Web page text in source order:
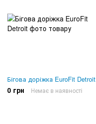
Бігова доріжка EuroFit Detroit
0 грн Немає в наявності